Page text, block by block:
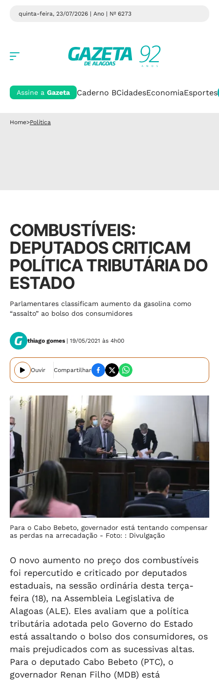
quinta-feira, 23/07/2026 | Ano | Nº 6273
Assine a Gazeta Caderno BCidadesEconomiaEsportes
Home>Política
COMBUSTÍVEIS:
DEPUTADOS CRITICAM
POLÍTICA TRIBUTÁRIA DO
ESTADO
Parlamentares classificam aumento da gasolina como
“assalto” ao bolso dos consumidores
thiago gomes | 19/05/2021 às 4h00
Ouvir Compartilhar
Para o Cabo Bebeto, governador está tentando compensar
as perdas na arrecadação - Foto: : Divulgação
O novo aumento no preço dos combustíveis
foi repercutido e criticado por deputados
estaduais, na sessão ordinária desta terça-
feira (18), na Assembleia Legislativa de
Alagoas (ALE). Eles avaliam que a política
tributária adotada pelo Governo do Estado
está assaltando o bolso dos consumidores, os
mais prejudicados com as sucessivas altas.
Para o deputado Cabo Bebeto (PTC), o
governador Renan Filho (MDB) está